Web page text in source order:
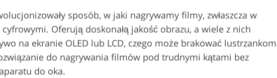
sposób, w jaki nagrywamy filmy, zwłaszcza w
Oferują doskonałą jakość obrazu, a wiele z nich
na ekranie OLED lub LCD, czego może brakować lustrzankom
do nagrywania filmów pod trudnymi kątami bez
do oka.